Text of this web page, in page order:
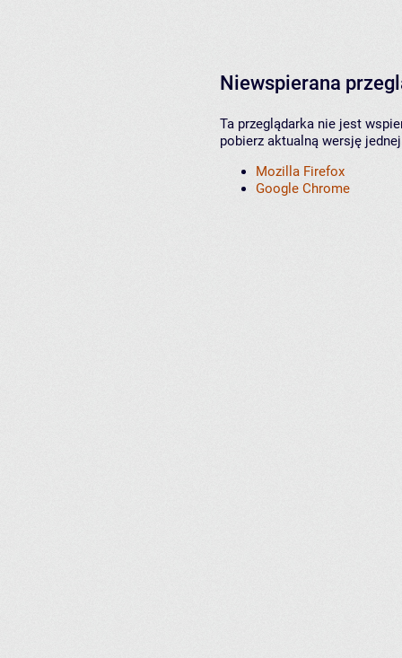
Niewspierana
Ta przeglądarka nie jest
pobierz aktualną wersję
Mozilla Firefox
Google Chrome